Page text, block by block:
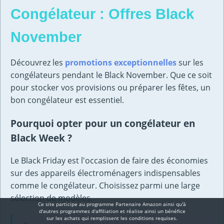
Congélateur : Offres Black
November
Découvrez les promotions exceptionnellessur les
congélateurs pendant le Black November. Que ce soit
pour stocker vos provisions ou préparer les fêtes, un
bon congélateur est essentiel.
Pourquoi opter pour un congélateur en
Black Week ?
Le Black Friday est l'occasion de faire des économies
sur des appareils électroménagers indispensables
comme le congélateur. Choisissez parmi une large
sélection de modèles.
Ce site participe au programme Partenaire Αmazοn ainsi qu'à
d'autres programmes d'affiliation et réalise ainsi un bénéfice
sur les achats qui remplissent les conditions requises.